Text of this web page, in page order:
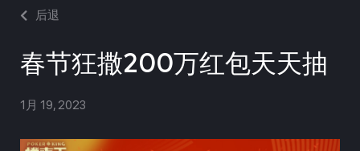
文
后退
春节狂撒200万红包天天抽
1月 19, 2023